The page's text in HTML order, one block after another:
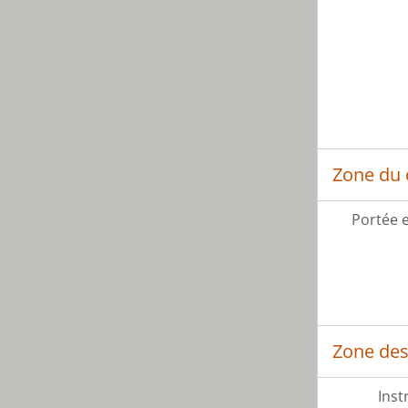
Zone du
Portée
Zone